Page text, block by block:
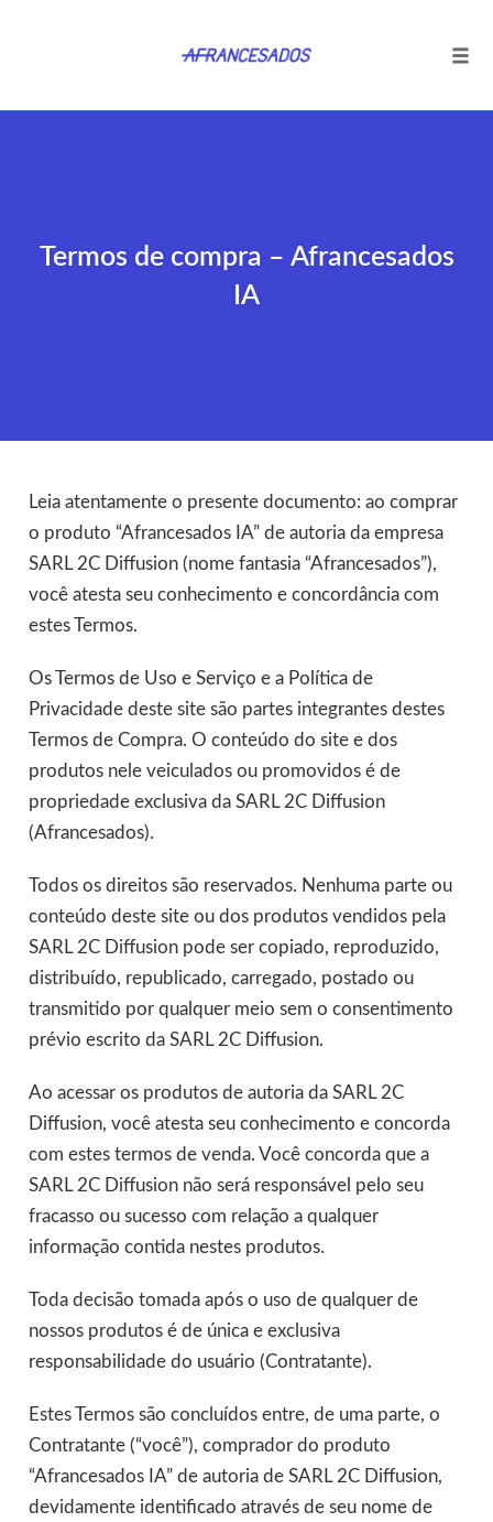
Termos de compra – Afrancesados
IA
Leia atentamente o presente documento: ao comprar
o produto “Afrancesados IA” de autoria da empresa
SARL 2C Diffusion (nome fantasia “Afrancesados”),
você atesta seu conhecimento e concordância com
estes Termos.
Os Termos de Uso e Serviço e a Política de
Privacidade deste site são partes integrantes destes
Termos de Compra. O conteúdo do site e dos
produtos nele veiculados ou promovidos é de
propriedade exclusiva da SARL 2C Diffusion
(Afrancesados).
Todos os direitos são reservados. Nenhuma parte ou
conteúdo deste site ou dos produtos vendidos pela
SARL 2C Diffusion pode ser copiado, reproduzido,
distribuído, republicado, carregado, postado ou
transmitido por qualquer meio sem o consentimento
prévio escrito da SARL 2C Diffusion.
Ao acessar os produtos de autoria da SARL 2C
Diffusion, você atesta seu conhecimento e concorda
com estes termos de venda. Você concorda que a
SARL 2C Diffusion não será responsável pelo seu
fracasso ou sucesso com relação a qualquer
informação contida nestes produtos.
Toda decisão tomada após o uso de qualquer de
nossos produtos é de única e exclusiva
responsabilidade do usuário (Contratante).
Estes Termos são concluídos entre, de uma parte, o
Contratante (“você”), comprador do produto
“Afrancesados IA” de autoria de SARL 2C Diffusion,
devidamente identificado através de seu nome de